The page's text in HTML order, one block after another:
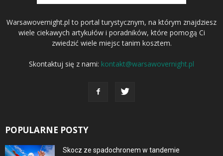
Warsawovernight.pl to portal turystycznym, na którym znajdziesz
wiele ciekawych artykułów i poradników, które pomogą Ci
zwiedzić wiele miejsc tanim kosztem.
Skontaktuj się z nami: kontakt@warsawovernight.pl
POPULARNE POSTY
Skocz ze spadochronem w tandemie